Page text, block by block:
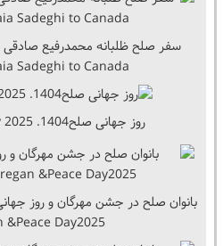
Sadeghi to Canada
روز جهانی صلح1404. World Peace Day 2025
Day2025